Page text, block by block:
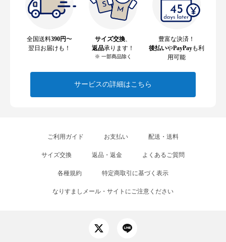
全国送料390円〜
翌日お届けも！
サイズ交換
返品承ります！
※ 一部商品除く
豊富な決済！
後払いやPayPayも利
用可能
サービスの詳細はこちら
ご利用ガイド お支払い 配送・送料
サイズ交換 返品・返金 よくあるご質問
各種規約 特定商取引に基づく表示
なりすましメール・サイトにご注意ください